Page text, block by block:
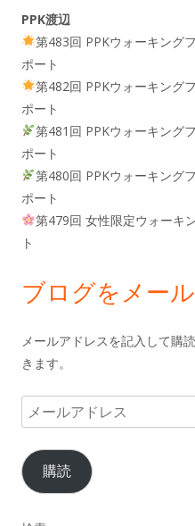
PPK渡辺
第483回 PPKウォーキング
ポート
第482回 PPKウォーキング
ポート
第481回 PPKウォーキング
ポート
第480回 PPKウォーキング
ポート
第479回 女性限定ウォーキ
ト
ブログをメー
メールアドレスを記入して購
きます。
ー
ル
ア
ド
購読